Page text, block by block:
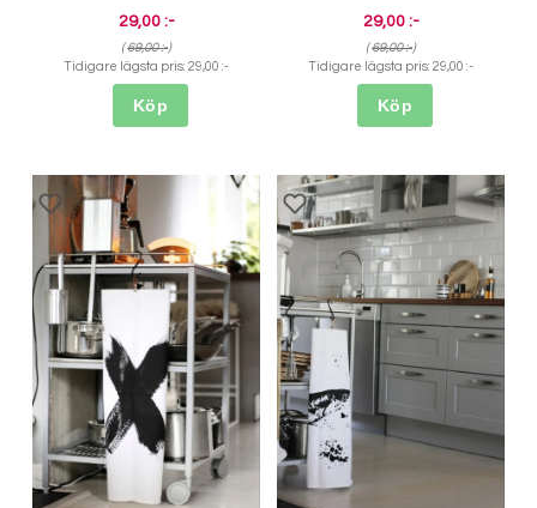
29,00 :-
(69,00 :-)
Tidigare lägsta pris: 29,00 :-
Köp
29,00 :-
(69,00 :-)
Tidigare lägsta pris: 29,00 :-
Köp